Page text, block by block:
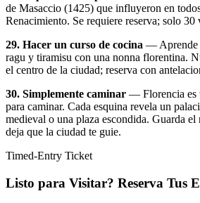
de Masaccio (1425) que influyeron en
Renacimiento. Se requiere reserva; solo
29. Hacer un curso de cocina — Aprende
ragu y tiramisu con una nonna florentina.
el centro de la ciudad; reserva con
30. Simplemente caminar — Florencia es
para caminar. Cada esquina revela un
medieval o una plaza escondida. Guarda el
deja que la ciudad te guie.
Timed-Entry Ticket
Listo para Visitar? Reserva Tus